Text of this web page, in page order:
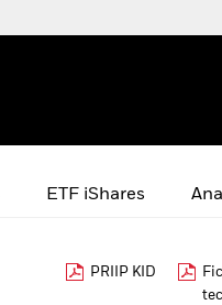
ETF iShares
PRIIP KID